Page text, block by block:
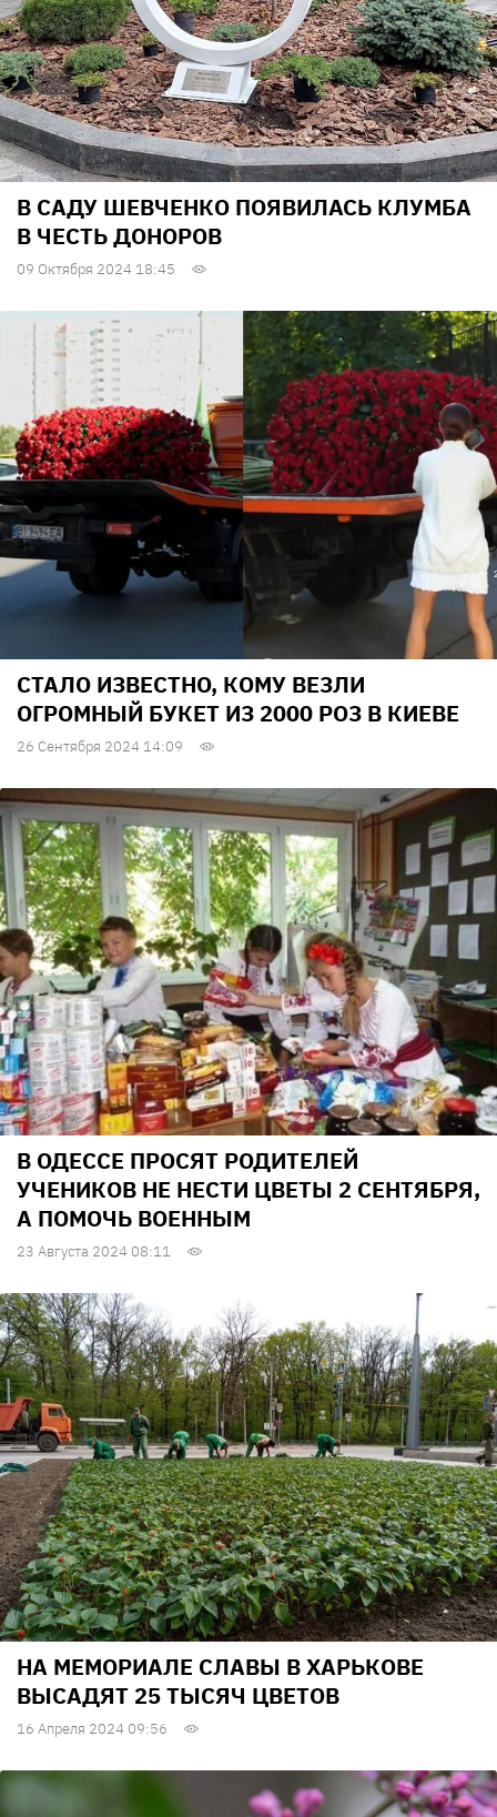
В САДУ ШЕВЧЕНКО ПОЯВИЛАСЬ КЛУМБА
В ЧЕСТЬ ДОНОРОВ
09 Октября 2024 18:45
СТАЛО ИЗВЕСТНО, КОМУ ВЕЗЛИ
ОГРОМНЫЙ БУКЕТ ИЗ 2000 РОЗ В КИЕВЕ
26 Сентября 2024 14:09
В ОДЕССЕ ПРОСЯТ РОДИТЕЛЕЙ
УЧЕНИКОВ НЕ НЕСТИ ЦВЕТЫ 2 СЕНТЯБРЯ,
А ПОМОЧЬ ВОЕННЫМ
23 Августа 2024 08:11
НА МЕМОРИАЛЕ СЛАВЫ В ХАРЬКОВЕ
ВЫСАДЯТ 25 ТЫСЯЧ ЦВЕТОВ
16 Апреля 2024 09:56